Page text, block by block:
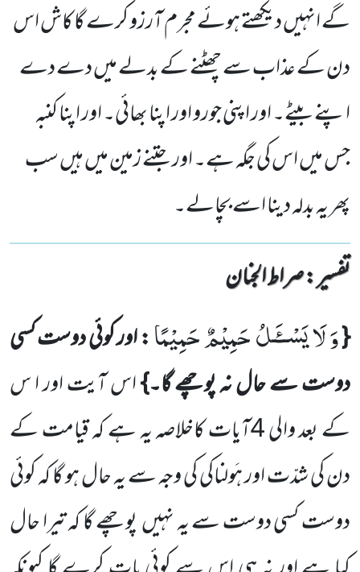
گے انہیں دیکھتے ہوئے مجرم آرزو کرے گا کاش اس
دن کے عذاب سے چھٹنے کے بدلے میں دے دے
اپنے بیٹے۔ اور اپنی جورو اور اپنا بھائی۔ اور اپنا کنبہ
جس میں اس کی جگہ ہے۔ اور جتنے زمین میں ہیں سب
پھر یہ بدلہ دینا اسے بچالے۔
تفسیر : ‎صراط الجنان
{وَ لَا یَسْــٴَـلُ حَمِیْمٌ حَمِیْمًا: اور کوئی دوست کسی
دوست سےحال نہ پوچھے گا۔}اس آیت اور ا س
کے بعد والی4آیات کاخلاصہ یہ ہے کہ قیامت کے
دن کی شدّت اور ہَولناکی کی وجہ سے یہ حال ہو گا کہ کوئی
دوست کسی دوست سے یہ نہیںپوچھے گا کہ تیرا حال